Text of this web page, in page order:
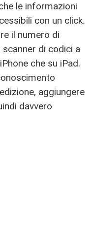
le informazioni
con un click.
il numero di
di codici a
che su iPad.
aggiungere
davvero